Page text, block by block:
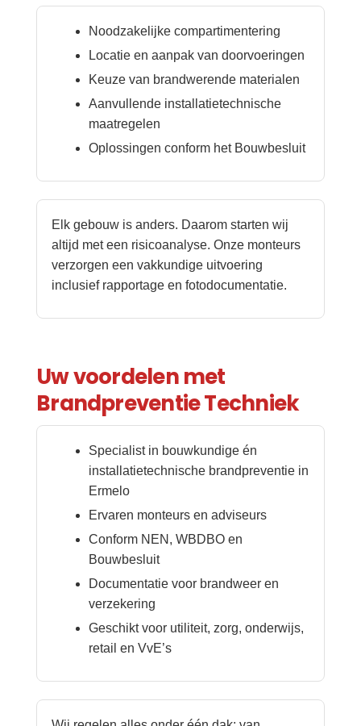
Noodzakelijke compartimentering
Locatie en aanpak van doorvoeringen
Keuze van brandwerende materialen
Aanvullende installatietechnische
maatregelen
Oplossingen conform het Bouwbesluit
Elk gebouw is anders. Daarom starten wij
altijd met een risicoanalyse. Onze monteurs
verzorgen een vakkundige uitvoering
inclusief rapportage en fotodocumentatie.
Uw voordelen met
Brandpreventie Techniek
Specialist in bouwkundige én
installatietechnische brandpreventie in
Ermelo
Ervaren monteurs en adviseurs
Conform NEN, WBDBO en
Bouwbesluit
Documentatie voor brandweer en
verzekering
Geschikt voor utiliteit, zorg, onderwijs,
retail en VvE’s